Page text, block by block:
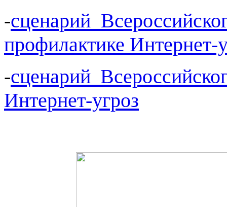
-сценарий
профилактике Интернет-
-сценарий
Интернет-угроз